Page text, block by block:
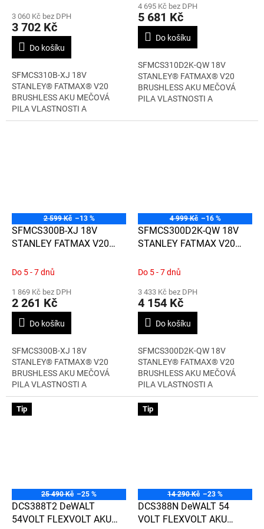
3 060 Kč bez DPH
3 702 Kč
Do košíku
SFMCS310B-XJ 18V
STANLEY® FATMAX® V20
BRUSHLESS AKU MEČOVÁ
PILA VLASTNOSTI A
VÝHODY...
produktu
je
4,7
hvězdiček.
4 695 Kč bez DPH
5 681 Kč
Do košíku
SFMCS310D2K-QW 18V
STANLEY® FATMAX® V20
BRUSHLESS AKU MEČOVÁ
PILA VLASTNOSTI A
2 599 Kč –13 %
SFMCS300B-XJ 18V
STANLEY FATMAX V20
PILA, BEZ BATERIE A
Do 5 - 7 dnů
1 869 Kč bez DPH
2 261 Kč
Do košíku
SFMCS300B-XJ 18V
STANLEY® FATMAX® V20
BRUSHLESS AKU MEČOVÁ
PILA VLASTNOSTI A
VÝHODY...
4 999 Kč –16 %
SFMCS300D2K-QW 18V
STANLEY FATMAX V20
PILA
Do 5 - 7 dnů
3 433 Kč bez DPH
4 154 Kč
Do košíku
SFMCS300D2K-QW 18V
STANLEY® FATMAX® V20
BRUSHLESS AKU MEČOVÁ
PILA VLASTNOSTI A
VÝHODY...
Tip
25 490 Kč –25 %
DCS388T2 DeWALT
54VOLT FLEXVOLT AKU
Tip
14 290 Kč –23 %
DCS388N DeWALT 54
VOLT FLEXVOLT AKU